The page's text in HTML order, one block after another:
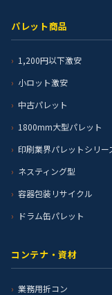
パレット商品
1,200円以下激安
小ロット激安
中古パレット
1800mm大型パレット
印刷業界パレットシリー
ネスティング型
容器包装リサイクル
ドラム缶パレット
コンテナ・資材
業務用折コン